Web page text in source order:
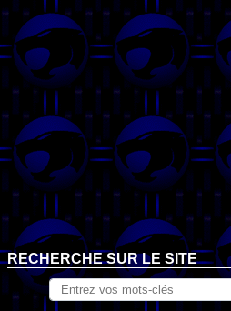
RECHERCHE SUR LE SITE